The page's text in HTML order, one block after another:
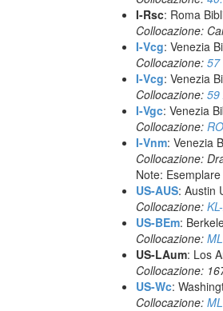
I-Rsc: Roma
Collocazione:
I-Vcg: Venezia
Collocazione: 57
I-Vcg: Venezia
Collocazione: 59
I-Vgc: Venezia
Collocazione:
I-Vnm: Venezia
Collocazione:
Note:
US-AUS: Austin
Collocazione:
US-BEm:
Collocazione:
US-LAum: Los
Collocazione:
US-Wc:
Collocazione: